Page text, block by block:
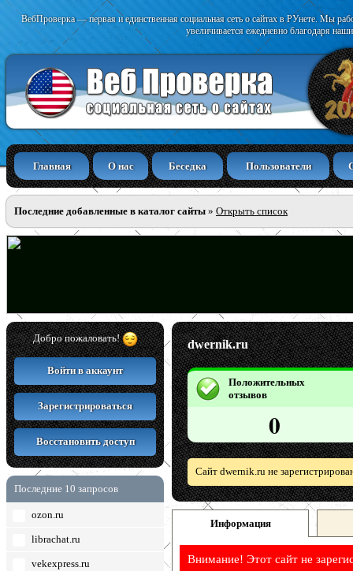
ВебПроверка — первая и единственная социальная сеть о сайтах в РУнете. Мы
увеличивается ежедневно благодаря
Главная О нас Беседка Пользователи
Последние добавленные в каталог сайты » Открыть список
Добро пожаловать!
Войти в аккаунт
Зарегистрироваться
Восстановить доступ
Последние 10 запросов
ozon.ru
librachat.ru
vekexpress.ru
dwernik.ru
Положительных
отзывов
0
Сайт dwernik.ru не
Информация
Внимание! Этот сайт не